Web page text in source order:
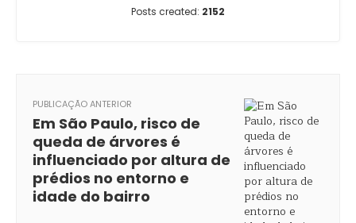
Posts created: 2152
PUBLICAÇÃO ANTERIOR
Em São Paulo, risco de
queda de árvores é
influenciado por altura de
prédios no entorno e
idade do bairro